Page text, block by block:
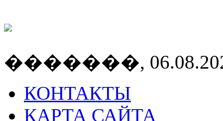
�������,
КОНТАКТЫ
КАРТА САЙТА